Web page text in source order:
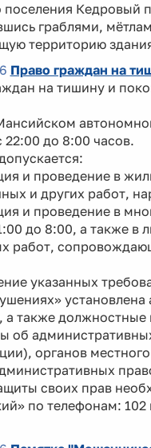
поселения Кедровый
граблями,
территорию
Право граждан на
на тишину и
22:00 до 8:00 часов.
и проведение в
и других работ,
и проведение в
до 8:00, а также в
работ,
указанных
установлена
а также должностные
об
органов
своих прав
по телефонам: 102